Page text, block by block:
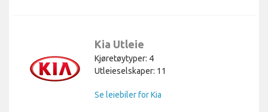
Kia Utleie
Kjøretøytyper: 4
Utleieselskaper: 11
Se leiebiler for Kia